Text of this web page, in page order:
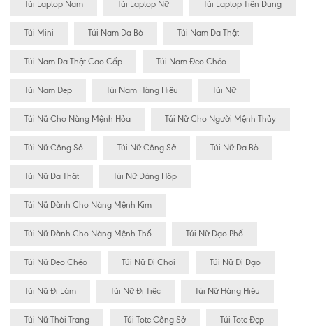
Túi Laptop Nam Túi Laptop Nữ Túi Laptop Tiện Dụng
Túi Mini Túi Nam Da Bò Túi Nam Da Thật
Túi Nam Da Thật Cao Cấp Túi Nam Đeo Chéo
Túi Nam Đẹp Túi Nam Hàng Hiệu Túi Nữ
Túi Nữ Cho Nàng Mệnh Hỏa Túi Nữ Cho Người Mệnh Thủy
Túi Nữ Công Sỏ Túi Nữ Công Sở Túi Nữ Da Bò
Túi Nữ Da Thật Túi Nữ Dáng Hộp
Túi Nữ Dành Cho Nàng Mệnh Kim
Túi Nữ Dành Cho Nàng Mệnh Thổ Túi Nữ Dạo Phố
Túi Nữ Đeo Chéo Túi Nữ Đi Chơi Túi Nữ Đi Dạo
Túi Nữ Đi Làm Túi Nữ Đi Tiệc Túi Nữ Hàng Hiệu
Túi Nữ Thời Trang Túi Tote Công Sở Túi Tote Đẹp